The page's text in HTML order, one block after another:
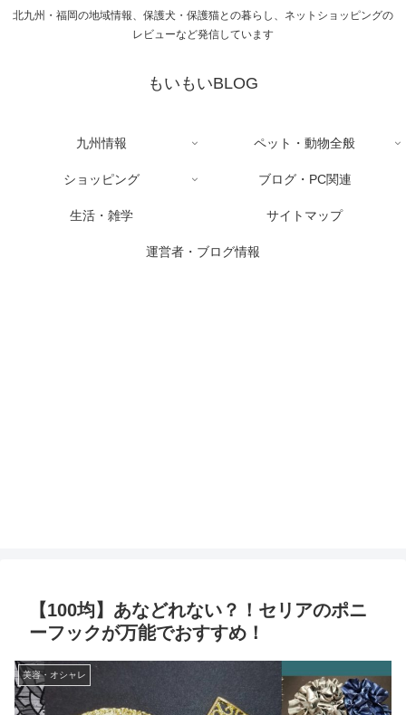
北九州・福岡の地域情報、保護犬・保護猫との暮らし、ネットショッピングの
レビューなど発信しています
もいもいBLOG
九州情報 ペット・動物全般
ショッピング ブログ・PC関連
生活・雑学 サイトマップ
運営者・ブログ情報
【100均】あなどれない？！セリアのポニ
ーフックが万能でおすすめ！
美容・オシャレ